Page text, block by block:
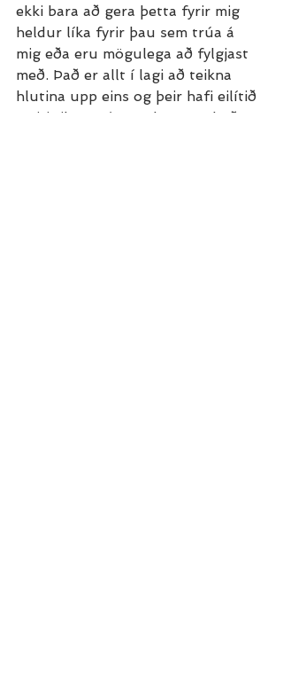
ekki bara að gera þetta fyrir mig
heldur líka fyrir þau sem trúa á
mig eða eru mögulega að fylgjast
með. Það er allt í lagi að teikna
hlutina upp eins og þeir hafi eilítið
meiri tilgang í raun þar sem það